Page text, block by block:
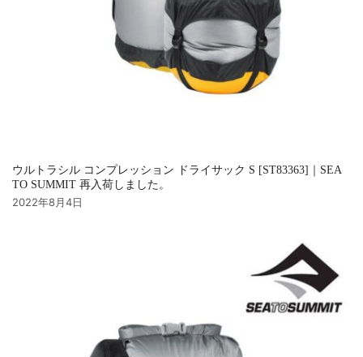
ウルトラシル コンプレッション ドライサック S [ST83363]｜SEA
TO SUMMIT 再入荷しました。
2022年8月4日